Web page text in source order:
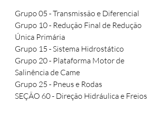
Grupo 05 - Transmissão e Diferencial
Grupo 10 - Redução Final de Redução
Única Primária
Grupo 15 - Sistema Hidrostático
Grupo 20 - Plataforma Motor de
Salinência de Came
Grupo 25 - Pneus e Rodas
SEÇÃO 60 - Direção Hidráulica e Freios